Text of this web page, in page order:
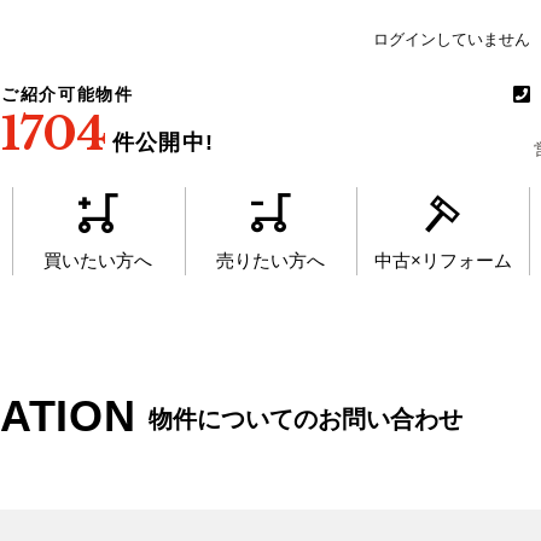
ご紹介可能物件
1704 件公開中!
ログインしていません
買いたい方へ 売りたい方へ 中古×リフォーム
物件についてのお問い合わせ